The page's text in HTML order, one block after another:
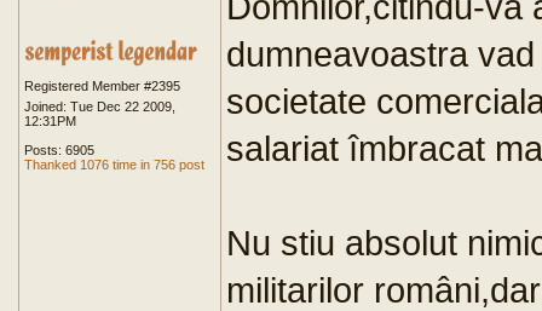
Registered Member #2395
Joined: Tue Dec 22 2009,
12:31PM
Posts: 6905
Thanked 1076 time in 756 post
dumneavoastra
societate
salariat îmbracat
Nu stiu absolut
militarilor